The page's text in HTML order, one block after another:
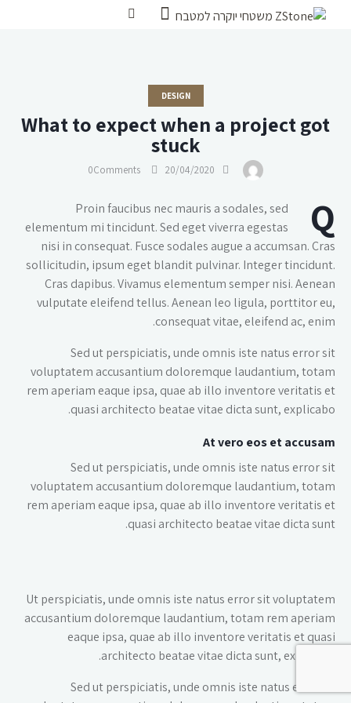
DESIGN
What to expect when a project got
stuck
20/04/2020
0Comments
Q
Proin faucibus nec mauris a sodales, sed
elementum mi tincidunt. Sed eget viverra egestas
nisi in consequat. Fusce sodales augue a accumsan. Cras
sollicitudin, ipsum eget blandit pulvinar. Integer tincidunt.
Cras dapibus. Vivamus elementum semper nisi. Aenean
vulputate eleifend tellus. Aenean leo ligula, porttitor eu,
consequat vitae, eleifend ac, enim.
Sed ut perspiciatis, unde omnis iste natus error sit
voluptatem accusantium doloremque laudantium, totam
rem aperiam eaque ipsa, quae ab illo inventore veritatis et
quasi architecto beatae vitae dicta sunt, explicabo.
At vero eos et accusam
Sed ut perspiciatis, unde omnis iste natus error sit
voluptatem accusantium doloremque laudantium, totam
rem aperiam eaque ipsa, quae ab illo inventore veritatis et
quasi architecto beatae vitae dicta sunt.
Ut perspiciatis, unde omnis iste natus error sit voluptatem
accusantium doloremque laudantium, totam rem aperiam
eaque ipsa, quae ab illo inventore veritatis et quasi
architecto beatae vitae dicta sunt, explicabo.
Sed ut perspiciatis, unde omnis iste natus error sit